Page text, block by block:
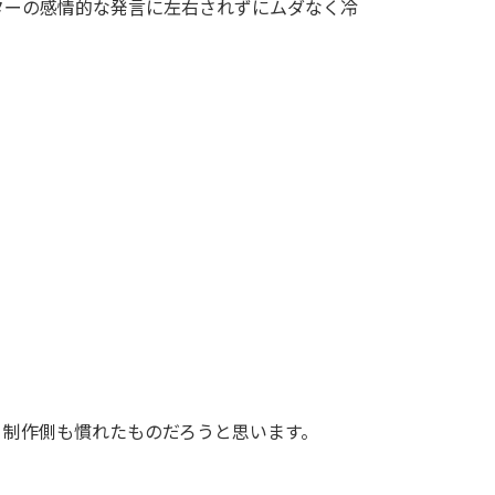
の感情的な発言に左右されずにムダなく冷
作側も慣れたものだろうと思います。